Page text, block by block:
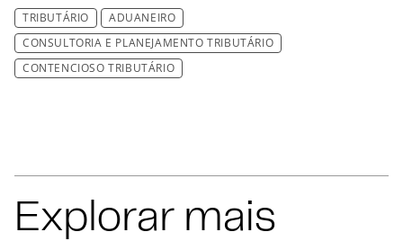
TRIBUTÁRIO
ADUANEIRO
CONSULTORIA E PLANEJAMENTO TRIBUTÁRIO
CONTENCIOSO TRIBUTÁRIO
Explorar mais